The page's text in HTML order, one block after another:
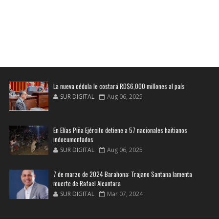
La nueva cédula le costará RD$6,000 millones al país
SUR DIGITAL Aug 06, 2025
En Elías Piña Ejército detiene a 57 nacionales haitianos
indocumentados
SUR DIGITAL Aug 06, 2025
7 de marzo de 2024 Barahona: Trajano Santana lamenta
muerte de Rafael Alcantara
SUR DIGITAL Mar 07, 2024